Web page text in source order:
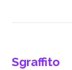
Sgraffito